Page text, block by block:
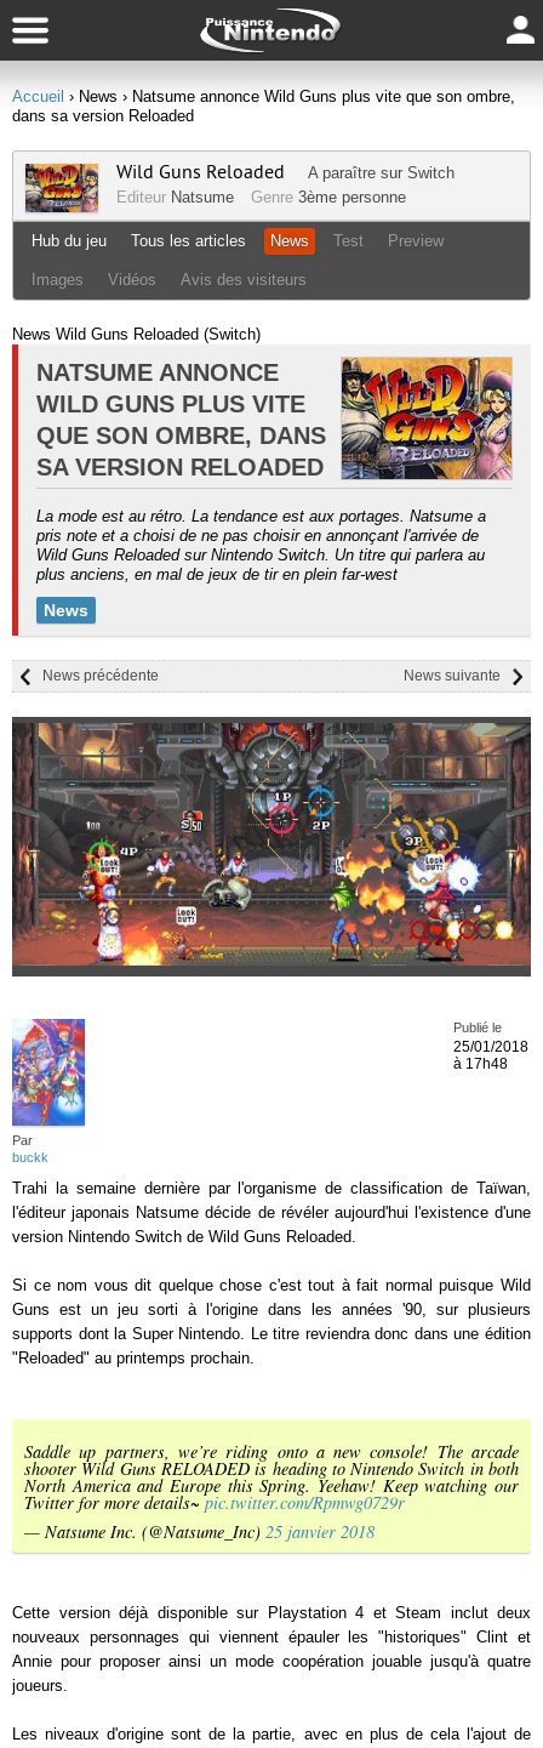
Accueil › News › Natsume annonce Wild Guns plus vite que son ombre,
dans sa version Reloaded
Wild Guns Reloaded A paraître sur Switch
Editeur Natsume Genre 3ème personne
Hub du jeu Tous les articles News Test Preview
Images Vidéos Avis des visiteurs
News Wild Guns Reloaded (Switch)
NATSUME ANNONCE
WILD GUNS PLUS VITE
QUE SON OMBRE, DANS
SA VERSION RELOADED
La mode est au rétro. La tendance est aux portages. Natsume a
pris note et a choisi de ne pas choisir en annonçant l'arrivée de
Wild Guns Reloaded sur Nintendo Switch. Un titre qui parlera au
plus anciens, en mal de jeux de tir en plein far-west
News
News suivante
News précédente
Par
buckk
Publié le
25/01/2018
à 17h48
Trahi la semaine dernière par l'organisme de classification de Taïwan,
l'éditeur japonais Natsume décide de révéler aujourd'hui l'existence d'une
version Nintendo Switch de Wild Guns Reloaded.
Si ce nom vous dit quelque chose c'est tout à fait normal puisque Wild
Guns est un jeu sorti à l'origine dans les années '90, sur plusieurs
supports dont la Super Nintendo. Le titre reviendra donc dans une édition
"Reloaded" au printemps prochain.
Saddle up partners, we’re riding onto a new console! The arcade
shooter Wild Guns RELOADED is heading to Nintendo Switch in both
North America and Europe this Spring. Yeehaw! Keep watching our
Twitter for more details~pic.twitter.com/Rpmwg0729r
— Natsume Inc. (@Natsume_Inc) 25 janvier 2018
Cette version déjà disponible sur Playstation 4 et Steam inclut deux
nouveaux personnages qui viennent épauler les "historiques" Clint et
Annie pour proposer ainsi un mode coopération jouable jusqu'à quatre
joueurs.
Les niveaux d'origine sont de la partie, avec en plus de cela l'ajout de